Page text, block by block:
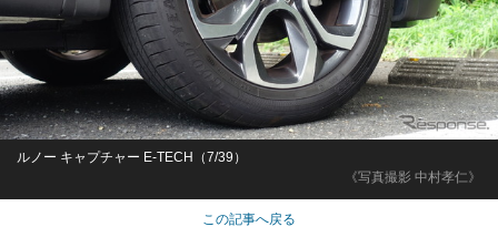
《写真撮影 中村孝仁》
ルノー キャプチャー E-TECH（7/39）
この記事へ戻る